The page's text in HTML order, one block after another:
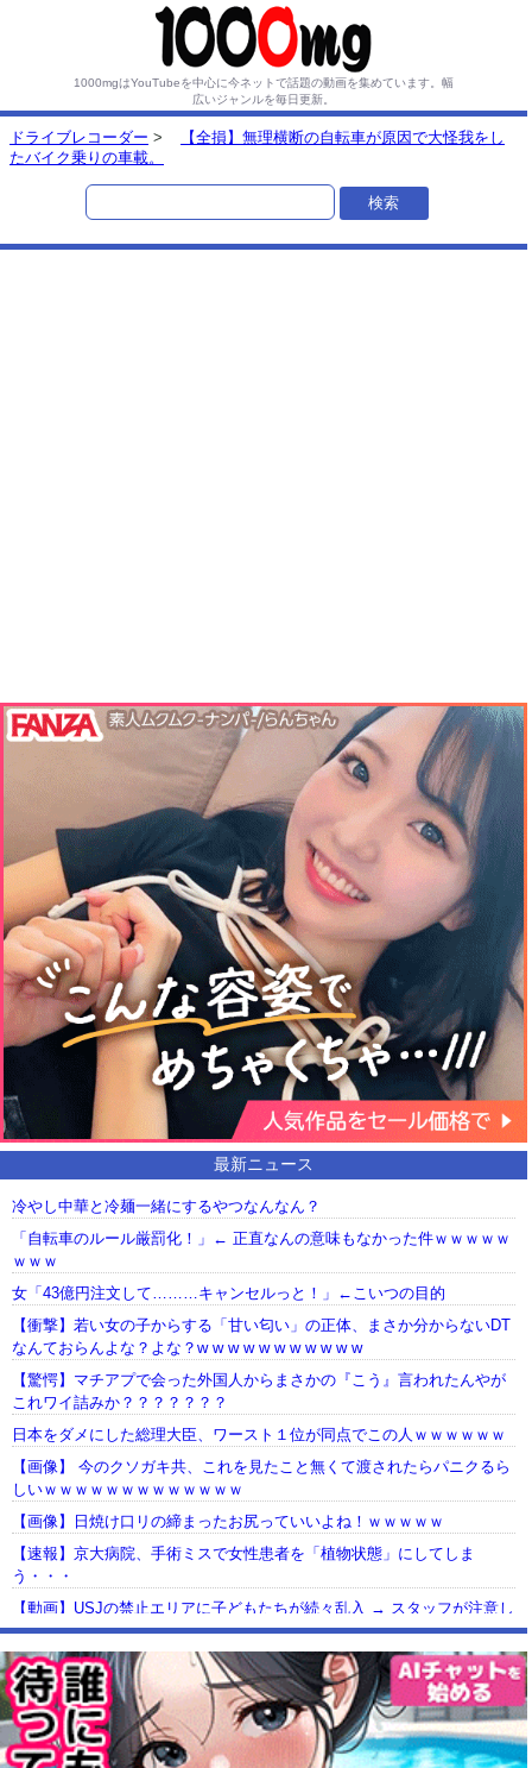
1000mgはYouTubeを中心に今ネットで話題の動画を集めています。 幅
広いジャンルを毎日更新。
ドライブレコーダー >
【全損】無理横断の自転車が原因で大怪我をし
たバイク乗りの車載。
最新ニュース
冷やし中華と冷麺一緒にするやつなんなん？
「自転車のルール厳罰化！」← 正直なんの意味もなかった件ｗｗｗｗｗ
ｗｗｗ
女「43億円注文して………キャンセルっと！」←こいつの目的
【衝撃】若い女の子からする「甘い匂い」の正体、まさか分からないDT
なんておらんよな？よな？w w w w w w w w w w w
【驚愕】マチアプで会った外国人からまさかの『こう』言われたんやが
これワイ詰みか？？？？？？？
日本をダメにした総理大臣、ワースト１位が同点でこの人ｗｗｗｗｗｗ
【画像】 今のクソガキ共、これを見たこと無くて渡されたらパニクるら
しいｗｗｗｗｗｗｗｗｗｗｗｗｗ
【画像】日焼け口リの締まったお尻っていいよね！ｗｗｗｗｗ
【速報】京大病院、手術ミスで女性患者を「植物状態」にしてしま
う・・・
【動画】USJの禁止エリアに子どもたちが続々乱入 → スタッフが注意し
ても止まらない事態に
Powered by livedoor 相互RSS